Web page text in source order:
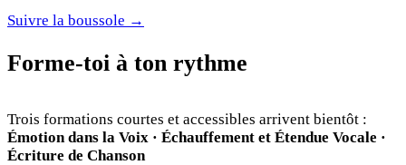
Suivre la boussole →
Forme-toi à ton rythme
Trois formations courtes et accessibles arrivent bientôt :
Émotion dans la Voix · Échauffement et Étendue Vocale ·
Écriture de Chanson